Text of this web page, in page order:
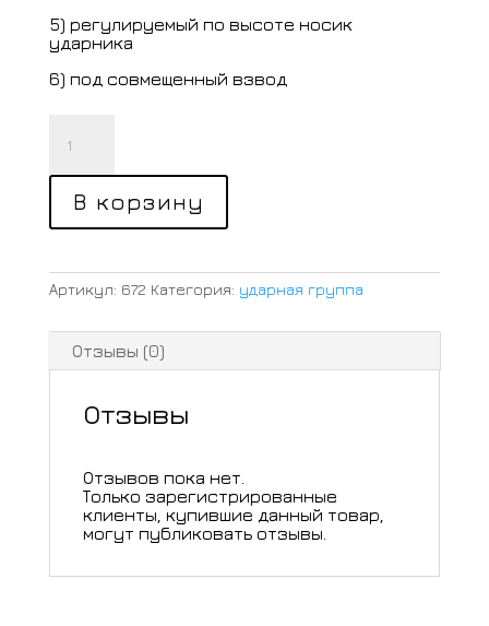
5) регулируемый по высоте носик
ударника
6) под совмещенный взвод
товара
группа
60
В корзину
Артикул: 672 Категория: ударная группа
Отзывы (0)
Отзывы
Отзывов пока нет.
Только зарегистрированные
клиенты, купившие данный товар,
могут публиковать отзывы.